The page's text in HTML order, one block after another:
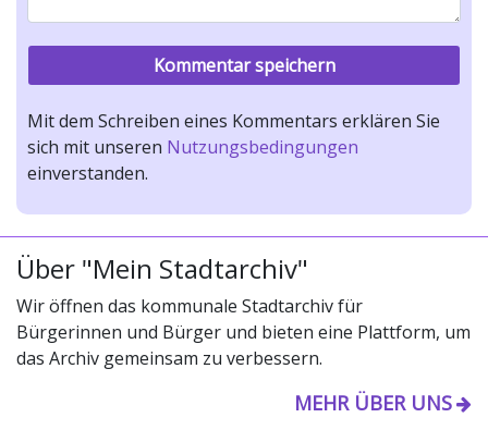
Mit dem Schreiben eines Kommentars erklären Sie
sich mit unseren Nutzungsbedingungen
einverstanden.
Über "Mein Stadtarchiv"
Wir öffnen das kommunale Stadtarchiv für
Bürgerinnen und Bürger und bieten eine Plattform, um
das Archiv gemeinsam zu verbessern.
MEHR ÜBER UNS